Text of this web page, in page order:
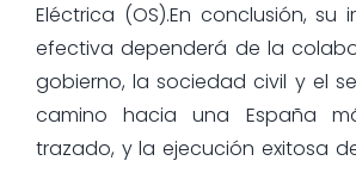
Eléctrica (OS).En conclusión, su
efectiva dependerá de la
gobierno, la sociedad civil y el
camino hacia una España
trazado, y la ejecución exitosa